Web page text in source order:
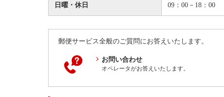
日曜・休日 09：00－18：00
郵便サービス全般のご質問にお答えいたします。
お問い合わせ
オペレータがお答えいたします。